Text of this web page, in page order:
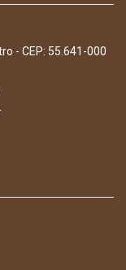
- CEP: 55.641-000